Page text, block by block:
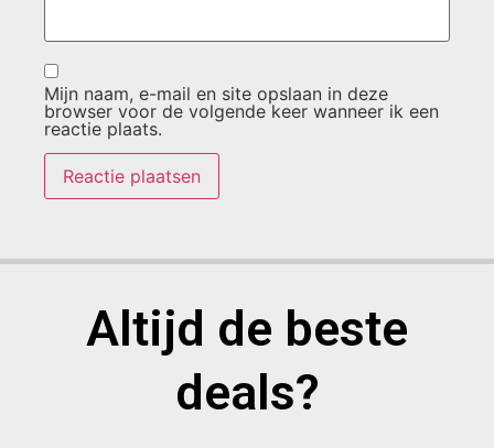
Mijn naam, e-mail en site opslaan in deze
browser voor de volgende keer wanneer ik een
reactie plaats.
Altijd de beste
deals?